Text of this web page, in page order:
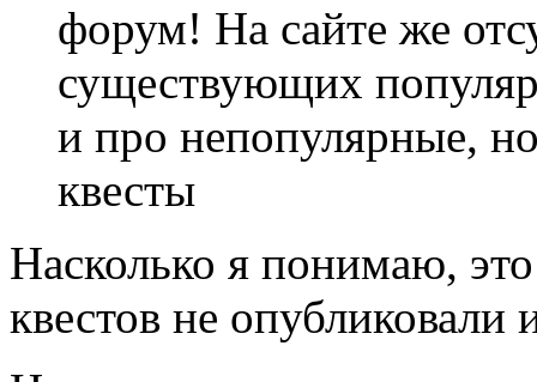
форум! На сайте же
существующих
и про непопулярные,
квесты
Насколько я понимаю,
квестов не опубликовали